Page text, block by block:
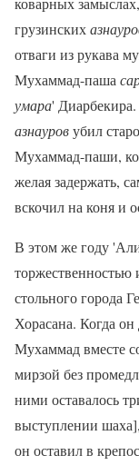
грузинских
отваги из рукава
Мухаммад-паша
умара'
азнауровубил
Мухаммад-паши,
желая задержать,
вскочил на коня и
В этом же году
стольного города
Хорасана. Когда
Мухаммад вместе
мирзой без
ними оставалось
выступлении
он оставил в